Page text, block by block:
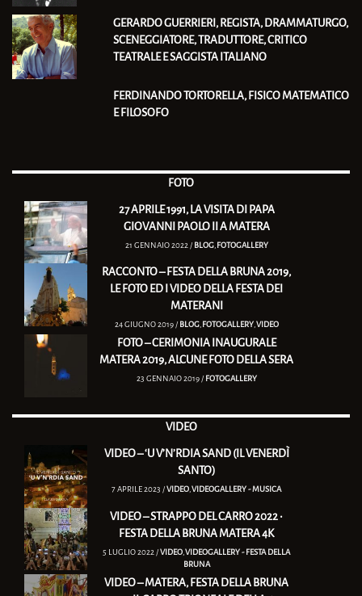
GERARDO GUERRIERI, REGISTA, DRAMMATURGO,
SCENEGGIATORE, TRADUTTORE, CRITICO
TEATRALE E SAGGISTA ITALIANO
FERDINANDO TORTORELLA, FISICO MATEMATICO
E FILOSOFO
FOTO
27 APRILE 1991, LA VISITA DI PAPA
GIOVANNI PAOLO II A MATERA
21 GENNAIO 2022 / BLOG, FOTOGALLERY
RACCONTO – FESTA DELLA BRUNA 2019,
LE FOTO ED I VIDEO DELLA FESTA DEI
MATERANI
24 GIUGNO 2019 / BLOG, FOTOGALLERY,VIDEO
FOTO – CERIMONIA INAUGURALE
MATERA 2019, ALCUNE FOTO DELLA SERA
23 GENNAIO 2019 / FOTOGALLERY
VIDEO
VIDEO – ‘U V’N’RDIA SAND (IL VENERDÌ
SANTO)
7 APRILE 2023 /VIDEO ,VIDEOGALLERY - MUSICA
VIDEO – STRAPPO DEL CARRO 2022 •
FESTA DELLA BRUNA MATERA 4K
5 LUGLIO 2022 /VIDEO ,VIDEOGALLERY - FESTA DELLA
BRUNA
VIDEO – MATERA, FESTA DELLA BRUNA